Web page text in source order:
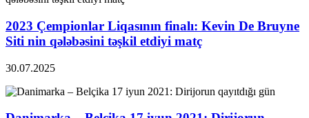
2023 Çempionlar Liqasının finalı: Kevin De Bruyne
Siti nin qələbəsini təşkil etdiyi matç
30.07.2025